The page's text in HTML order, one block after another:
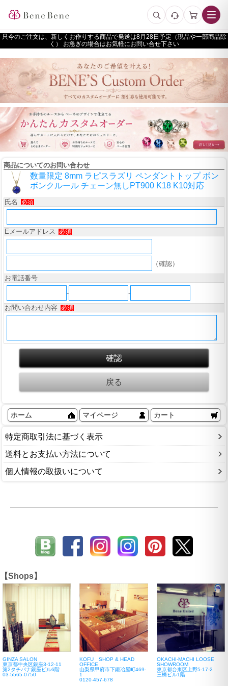
只今のご注文は、新しくお作りする商品で発送は
予定（現品や一部商品除
く） お急ぎの場合はお気軽にお問い合せ下さい
商品についてのお問い合わせ
数量限定 8mm ラピスラズリ ペンダントトップ ボン
ボンクルール チェーン無しPT900 K18 K10対応
氏名 必須
Eメールアドレス 必須
（確認）
お電話番号
-
-
お問い合わせ内容
必須
ホーム マイページ カート
特定商取引法に基づく表示
送料とお支払い方法について
個人情報の取扱いについて
【Shops】
GINZA SALON
東京都中央区銀座3-12-11
第2タチバナ銀座ビル6階
03-5565-0750
KOFU SHOP & HEAD
OFFICE
山梨県甲府市下鍛冶屋町469-
1
0120-457-678
OKACHI-MACHI LOOSE
SHOWROOM
東京都台東区上野5-17-2
三橋ビル1階